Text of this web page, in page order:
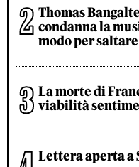
Thomas
condanna la
modo per
La morte di
viabilità
Lettera aperta a